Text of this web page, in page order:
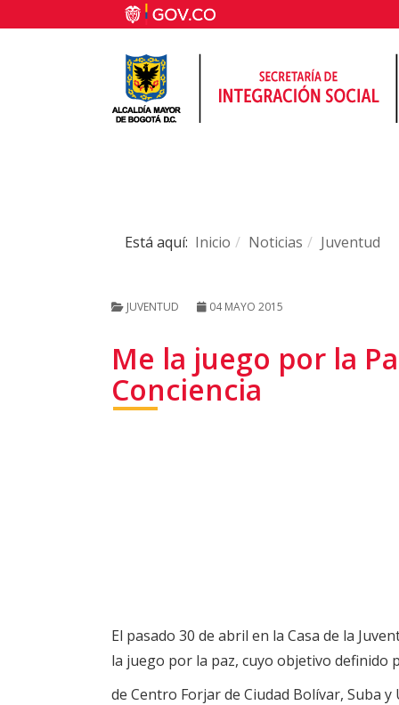
Está aquí: Inicio Noticias Juventud
JUVENTUD 04 MAYO 2015
Me la juego por la
Conciencia
El pasado 30 de abril en la Casa de la
la juego por la paz, cuyo objetivo definido
de Centro Forjar de Ciudad Bolívar, Suba